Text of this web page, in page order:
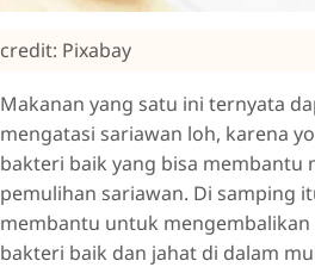
credit: Pixabay
Makanan yang satu ini ternyata
mengatasi sariawan loh, karena
bakteri baik yang bisa membantu
pemulihan sariawan. Di samping
membantu untuk
bakteri baik dan jahat di dalam